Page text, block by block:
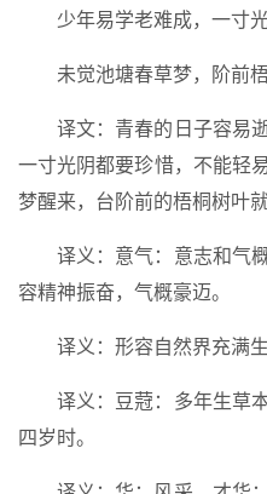
少年易学老难成，一寸
未觉池塘春草梦，阶前
译文：青春的日子容易
一寸光阴都要珍惜，不能轻
梦醒来，台阶前的梧桐树叶
译义：意气：意志和气
容精神振奋，气概豪迈。
译义：形容自然界充满
译义：豆蒄：多年生草
四岁时。